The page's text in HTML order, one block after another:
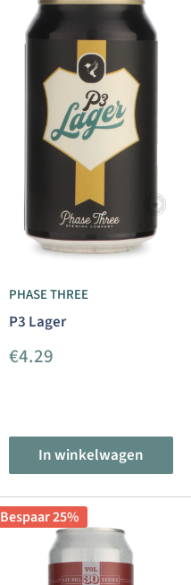
PHASE THREE
P3 Lager
Aanbiedingsprijs
€4.29
In winkelwagen
Bespaar 25%